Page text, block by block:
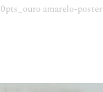
amarelo-poster